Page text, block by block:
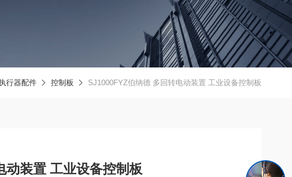
行器配件 控制板 SJ1000FYZ伯纳德 多回转电动装置 工业设备控制板
动装置 工业设备控制板